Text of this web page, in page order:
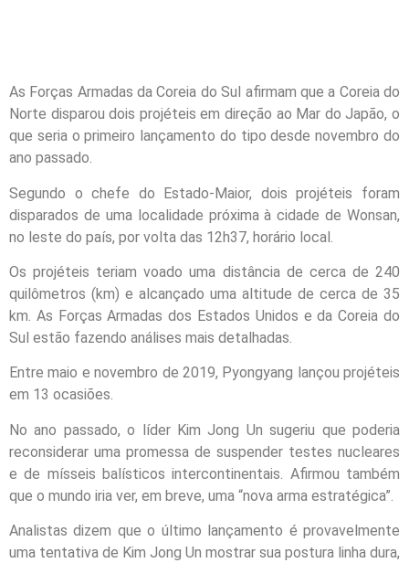
As Forças Armadas da Coreia do Sul afirmam que a Coreia do
Norte disparou dois projéteis em direção ao Mar do Japão, o
que seria o primeiro lançamento do tipo desde novembro do
ano passado.
Segundo o chefe do Estado-Maior, dois projéteis foram
disparados de uma localidade próxima à cidade de Wonsan,
no leste do país, por volta das 12h37, horário local.
Os projéteis teriam voado uma distância de cerca de 240
quilômetros (km) e alcançado uma altitude de cerca de 35
km. As Forças Armadas dos Estados Unidos e da Coreia do
Sul estão fazendo análises mais detalhadas.
Entre maio e novembro de 2019, Pyongyang lançou projéteis
em 13 ocasiões.
No ano passado, o líder Kim Jong Un sugeriu que poderia
reconsiderar uma promessa de suspender testes nucleares
e de mísseis balísticos intercontinentais. Afirmou também
que o mundo iria ver, em breve, uma “nova arma estratégica”.
Analistas dizem que o último lançamento é provavelmente
uma tentativa de Kim Jong Un mostrar sua postura linha dura,